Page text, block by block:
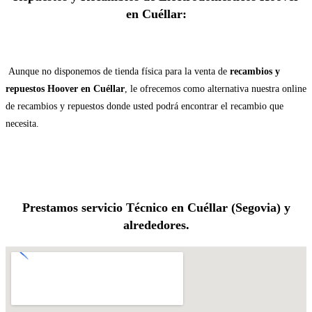
en Cuéllar:
Aunque no disponemos de tienda física para la venta de recambios y
repuestos Hoover en Cuéllar, le ofrecemos como alternativa nuestra online
de recambios y repuestos donde usted podrá encontrar el recambio que
necesita.
Prestamos servicio Técnico en Cuéllar (Segovia) y
alrededores.